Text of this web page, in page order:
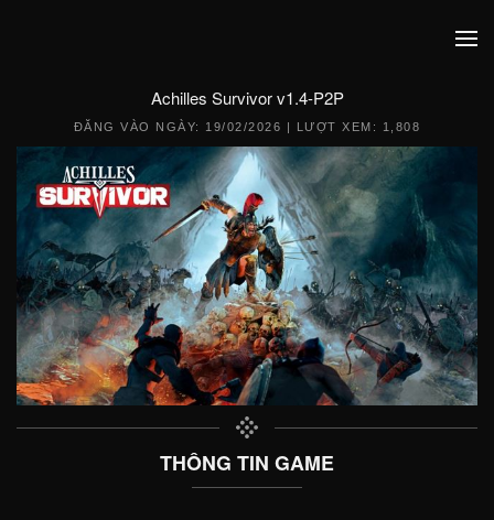
Achilles Survivor v1.4-P2P
ĐĂNG VÀO NGÀY: 19/02/2026 | LƯỢT XEM: 1,808
THÔNG TIN GAME